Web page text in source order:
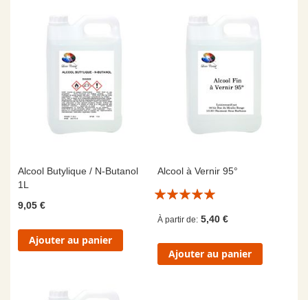
Alcool Butylique / N-Butanol
1L
9,05 €
Ajouter au panier
Alcool à Vernir 95°
Évaluation:
À partir de 5,40 €
Ajouter au panier